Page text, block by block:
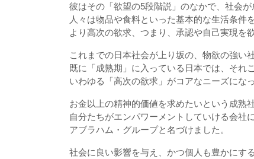
彼はその「欲望の5段階説」のなかで、社会が
人々は物品や食料といった基本的な生活条件
より高次の欲求、つまり、承認や自己実現を
これまでの日本社会が上り坂の、物欲の強い
既に「成熟期」に入っている日本では、それ
いわゆる「高次の欲求」がコアなニーズにな
お金以上の精神的価値を求めたいという成熟
自分たちがエンパワーメントしていける会社
アブラハム・グループと名づけました。
社会に良い影響を与え、かつ個人も豊かにす